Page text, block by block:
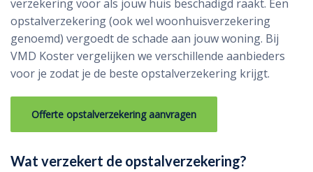
verzekering voor als jouw huis beschadigd raakt. Een
opstalverzekering (ook wel woonhuisverzekering
genoemd) vergoedt de schade aan jouw woning. Bij
VMD Koster vergelijken we verschillende aanbieders
voor je zodat je de beste opstalverzekering krijgt.
Offerte opstalverzekering aanvragen
Wat verzekert de opstalverzekering?